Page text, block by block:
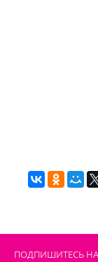
ПОДПИШИТЕСЬ